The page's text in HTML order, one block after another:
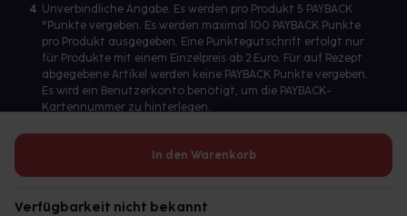
In den Warenkorb
Verfügbarkeit nicht bekannt
4 Unverbindliche Angabe. Es werden pro Produkt 5 PAYBACK
°Punkte vergeben. Es werden maximal 100 PAYBACK Punkte
pro Produkt ausgegeben. Eine Punktegutschrift erfolgt nur
für Produkte mit einem Einzelpreis ab 2 Euro. Für auf Rezept
abgegebene Artikel werden keine PAYBACK Punkte vergeben.
Es wird ein Benutzerkonto benötigt, um die PAYBACK-
Kartennummer zu hinterlegen.
Betreiber des Portals und verantwortlich: gesund.de GmbH &